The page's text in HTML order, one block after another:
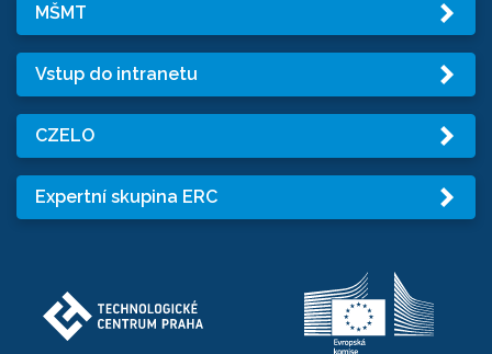
MŠMT
Vstup do intranetu
CZELO
Expertní skupina ERC